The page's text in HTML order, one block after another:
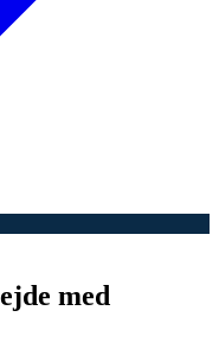
med